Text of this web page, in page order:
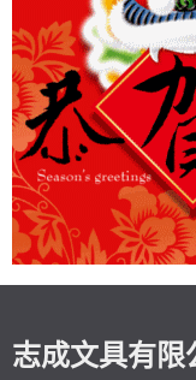
志成文具有限